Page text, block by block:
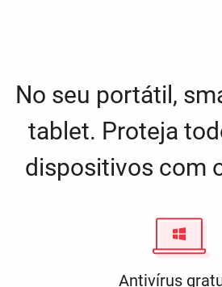
No seu portátil,
tablet. Proteja
dispositivos com
Antivírus